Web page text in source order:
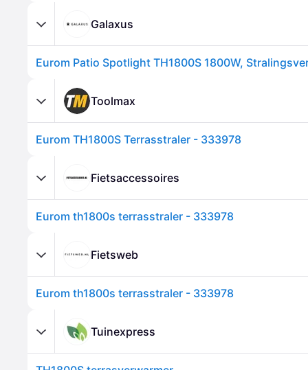
Galaxus
Toolmax
Eurom TH1800S Terrasstraler - 333978
Fietsaccessoires
Eurom th1800s terrasstraler - 333978
Fietsweb
Eurom th1800s terrasstraler - 333978
Tuinexpress